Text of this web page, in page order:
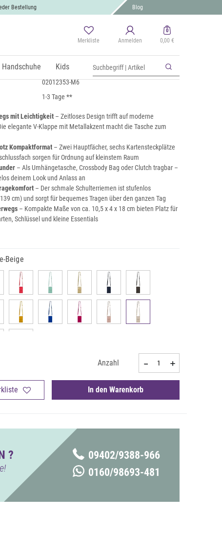
Bestellung Blog
Merkliste Anmelden
0
0,00 €
Handschuhe Kids
Umhängetasche
MwSt., zzgl.Versand
02012353-M6
1-3 Tage **
mit Leichtigkeit– Zeitloses Design trifft auf moderne
elegante V-Klappe mit Metallakzent macht die Tasche zum
Kompaktformat– Zwei Hauptfächer, sechs Kartensteckplätze
sorgen für Ordnung auf kleinstem Raum
– Als Umhängetasche, Crossbody Bag oder Clutch tragbar –
deinem Look und Anlass an
– Der schmale Schulterriemen ist stufenlos
cm) und sorgt für bequemes Tragen über den ganzen Tag
– Kompakte Maße von ca. 10,5 x 4 x 18 cm bieten Platz für
Schlüssel und kleine Essentials
Beige
Anzahl
In den Warenkorb
?
09402/9388-966
0160/98693-481